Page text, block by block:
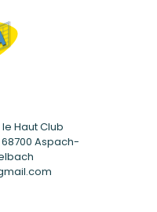
Haut Club
Aspach-